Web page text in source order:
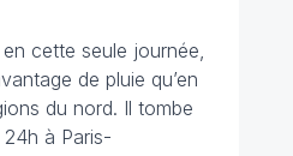
en cette seule journée,
de pluie qu’en
du nord. Il tombe
à Paris-